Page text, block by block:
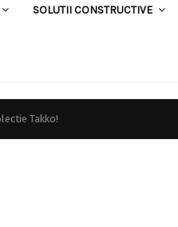
SOLUTII CONSTRUCTIVE
Takko!